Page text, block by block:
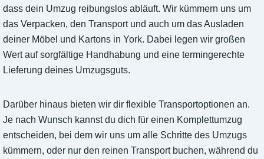
dass dein Umzug reibungslos abläuft. Wir kümmern uns um
das Verpacken, den Transport und auch um das Ausladen
deiner Möbel und Kartons in York. Dabei legen wir großen
Wert auf sorgfältige Handhabung und eine termingerechte
Lieferung deines Umzugsguts.
Darüber hinaus bieten wir dir flexible Transportoptionen an.
Je nach Wunsch kannst du dich für einen Komplettumzug
entscheiden, bei dem wir uns um alle Schritte des Umzugs
kümmern, oder nur den reinen Transport buchen, während du